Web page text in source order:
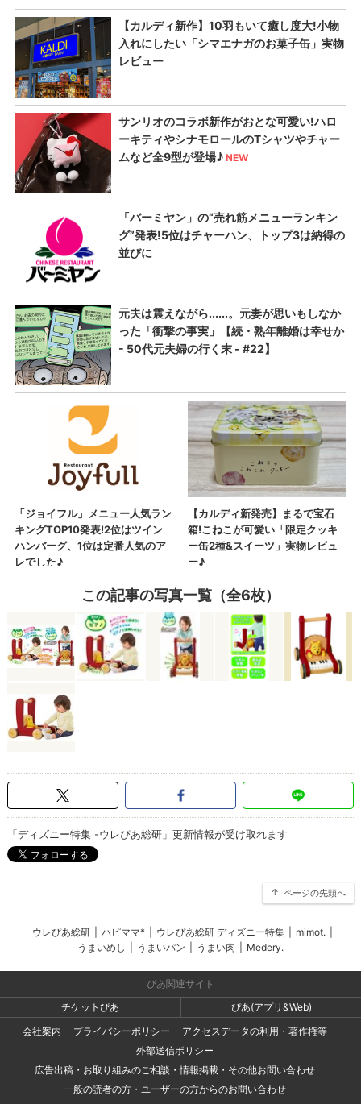
この記事の写真一覧（全6枚）
「ディズニー特集 -ウレぴあ総研」更新情報が受け取れます
ページの先頭へ
ウレぴあ総研 ハピママ* ウレぴあ総研 ディズニー特集 mimot.
うまいめし
うまいパン うまい肉 Medery.
ぴあ関連サイト
チケットぴあ
ぴあ(アプリ&Web)
会社案内
プライバシーポリシー
アクセスデータの利用・著作権等
外部送信ポリシー
広告出稿・お取り組みのご相談・情報掲載・その他お問い合わせ
一般の読者の方・ユーザーの方からのお問い合わせ